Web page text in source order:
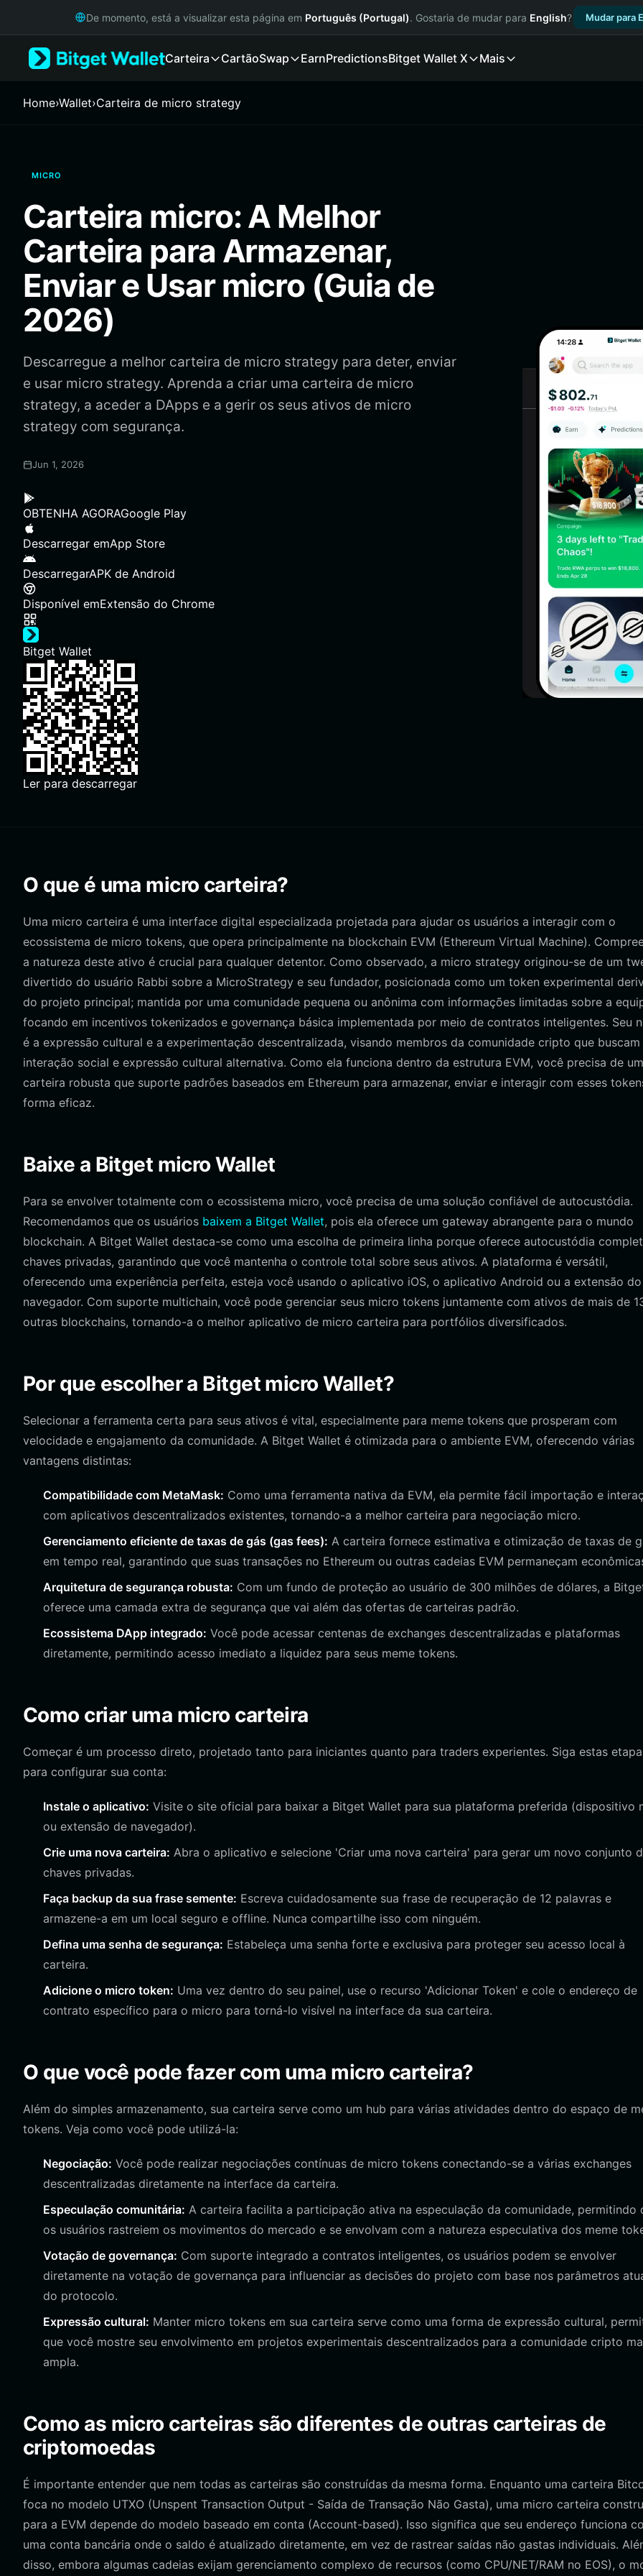
Русский
Italiano
繁體中文
Bahasa Indonesia
ภาษาไทย
Español
Português (Brasil)
Español (Argentina)
De momento, está a visualizar esta página em Português (Portugal). Gostaria de mudar para English? Mudar para
Carteira CartãoSwap EarnPredictionsBitget Wallet X Mais
Home›Wallet›Carteira de micro strategy
MICRO
Carteira micro: A Melhor
Carteira para Armazenar,
Enviar e Usar micro (Guia de
2026)
Descarregue a melhor carteira de micro strategy para deter, enviar
e usar micro strategy. Aprenda a criar uma carteira de micro
strategy, a aceder a DApps e a gerir os seus ativos de micro
strategy com segurança.
Jun 1, 2026
OBTENHA AGORAGoogle Play
Descarregar emApp Store
DescarregarAPK de Android
Disponível emExtensão do Chrome
Bitget Wallet
Ler para descarregar
O que é uma micro carteira?
Uma micro carteira é uma interface digital especializada projetada para ajudar os usuários a interagir com o
ecossistema de micro tokens, que opera principalmente na blockchain EVM (Ethereum Virtual Machine).
a natureza deste ativo é crucial para qualquer detentor. Como observado, a micro strategy originou-se de um
divertido do usuário Rabbi sobre a MicroStrategy e seu fundador, posicionada como um token experimental
do projeto principal; mantida por uma comunidade pequena ou anônima com informações limitadas sobre a
focando em incentivos tokenizados e governança básica implementada por meio de contratos inteligentes. Seu
é a expressão cultural e a experimentação descentralizada, visando membros da comunidade cripto que buscam
interação social e expressão cultural alternativa. Como ela funciona dentro da estrutura EVM, você precisa de
carteira robusta que suporte padrões baseados em Ethereum para armazenar, enviar e interagir com esses
forma eficaz.
Baixe a Bitget micro Wallet
Para se envolver totalmente com o ecossistema micro, você precisa de uma solução confiável de autocustódia.
Recomendamos que os usuários baixem a Bitget Wallet, pois ela oferece um gateway abrangente para o mundo
blockchain. A Bitget Wallet destaca-se como uma escolha de primeira linha porque oferece autocustódia
chaves privadas, garantindo que você mantenha o controle total sobre seus ativos. A plataforma é versátil,
oferecendo uma experiência perfeita, esteja você usando o aplicativo iOS, o aplicativo Android ou a extensão do
navegador. Com suporte multichain, você pode gerenciar seus micro tokens juntamente com ativos de mais de
outras blockchains, tornando-a o melhor aplicativo de micro carteira para portfólios diversificados.
Por que escolher a Bitget micro Wallet?
Selecionar a ferramenta certa para seus ativos é vital, especialmente para meme tokens que prosperam com
velocidade e engajamento da comunidade. A Bitget Wallet é otimizada para o ambiente EVM, oferecendo várias
vantagens distintas:
Compatibilidade com MetaMask: Como uma ferramenta nativa da EVM, ela permite fácil importação e
com aplicativos descentralizados existentes, tornando-a a melhor carteira para negociação micro.
Gerenciamento eficiente de taxas de gás (gas fees): A carteira fornece estimativa e otimização de taxas de
em tempo real, garantindo que suas transações no Ethereum ou outras cadeias EVM permaneçam
Arquitetura de segurança robusta: Com um fundo de proteção ao usuário de 300 milhões de dólares, a
oferece uma camada extra de segurança que vai além das ofertas de carteiras padrão.
Ecossistema DApp integrado: Você pode acessar centenas de exchanges descentralizadas e plataformas
diretamente, permitindo acesso imediato a liquidez para seus meme tokens.
Como criar uma micro carteira
Começar é um processo direto, projetado tanto para iniciantes quanto para traders experientes. Siga estas
para configurar sua conta:
Instale o aplicativo: Visite o site oficial para baixar a Bitget Wallet para sua plataforma preferida (dispositivo
ou extensão de navegador).
Crie uma nova carteira: Abra o aplicativo e selecione 'Criar uma nova carteira' para gerar um novo conjunto
chaves privadas.
Faça backup da sua frase semente: Escreva cuidadosamente sua frase de recuperação de 12 palavras e
armazene-a em um local seguro e offline. Nunca compartilhe isso com ninguém.
Defina uma senha de segurança: Estabeleça uma senha forte e exclusiva para proteger seu acesso local à
carteira.
Adicione o micro token: Uma vez dentro do seu painel, use o recurso 'Adicionar Token' e cole o endereço de
contrato específico para o micro para torná-lo visível na interface da sua carteira.
O que você pode fazer com uma micro carteira?
Além do simples armazenamento, sua carteira serve como um hub para várias atividades dentro do espaço de
tokens. Veja como você pode utilizá-la:
Negociação: Você pode realizar negociações contínuas de micro tokens conectando-se a várias exchanges
descentralizadas diretamente na interface da carteira.
Especulação comunitária: A carteira facilita a participação ativa na especulação da comunidade, permitindo
os usuários rastreiem os movimentos do mercado e se envolvam com a natureza especulativa dos meme
Votação de governança: Com suporte integrado a contratos inteligentes, os usuários podem se envolver
diretamente na votação de governança para influenciar as decisões do projeto com base nos parâmetros
do protocolo.
Expressão cultural: Manter micro tokens em sua carteira serve como uma forma de expressão cultural,
que você mostre seu envolvimento em projetos experimentais descentralizados para a comunidade cripto
ampla.
Como as micro carteiras são diferentes de outras carteiras de
criptomoedas
É importante entender que nem todas as carteiras são construídas da mesma forma. Enquanto uma carteira
foca no modelo UTXO (Unspent Transaction Output - Saída de Transação Não Gasta), uma micro carteira
para a EVM depende do modelo baseado em conta (Account-based). Isso significa que seu endereço funciona
uma conta bancária onde o saldo é atualizado diretamente, em vez de rastrear saídas não gastas individuais.
disso, embora algumas cadeias exijam gerenciamento complexo de recursos (como CPU/NET/RAM no EOS), o